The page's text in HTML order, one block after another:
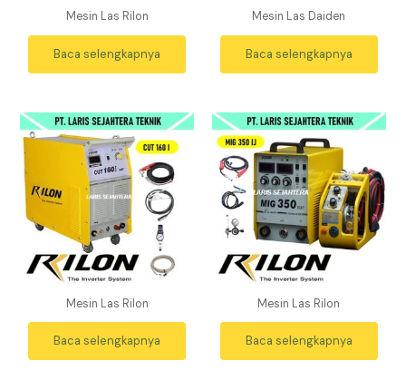
Mesin Las Rilon
Baca selengkapnya
Mesin Las Daiden
Baca selengkapnya
Mesin Las Rilon
Baca selengkapnya
Mesin Las Rilon
Baca selengkapnya